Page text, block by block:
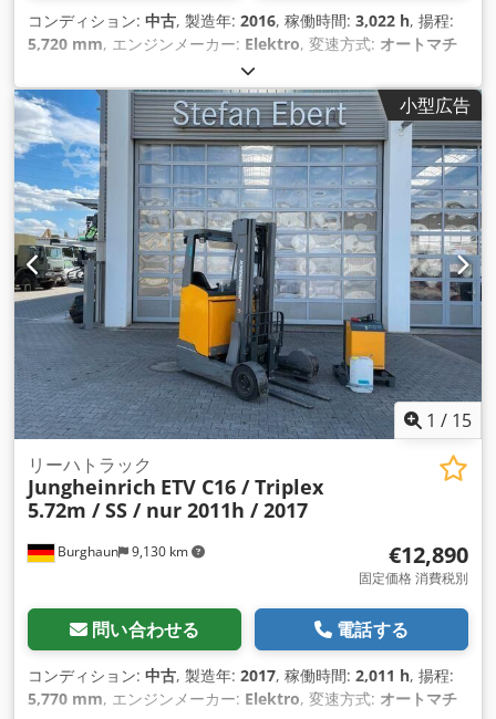
コンディション: 中古, 製造年: 2016, 稼働時間: 3,022 h, 揚程:
5,720 mm, エンジンメーカー: Elektro, 変速方式: オートマチ
小型広告
1 / 15
Burghaun 9,130 km
リーハトラック
Jungheinrich ETV C16 / Triplex
5.72m / SS / nur 2011h / 2017
€12,890
固定価格 消費税別
問い合わせる 電話する
コンディション: 中古, 製造年: 2017, 稼働時間: 2,011 h, 揚程:
5,770 mm, エンジンメーカー: Elektro, 変速方式: オートマチ